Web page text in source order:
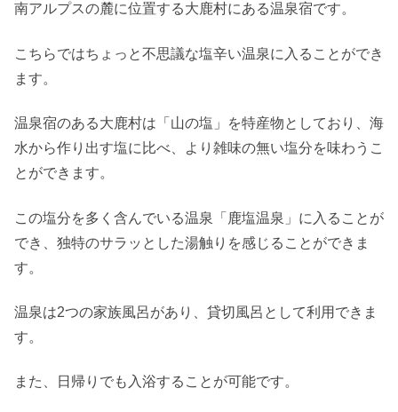
南アルプスの麓に位置する大鹿村にある温泉宿です。
こちらではちょっと不思議な塩辛い温泉に入ることができ
ます。
温泉宿のある大鹿村は「山の塩」を特産物としており、海
水から作り出す塩に比べ、より雑味の無い塩分を味わうこ
とができます。
この塩分を多く含んでいる温泉「鹿塩温泉」に入ることが
でき、独特のサラッとした湯触りを感じることができま
す。
温泉は2つの家族風呂があり、貸切風呂として利用できま
す。
また、日帰りでも入浴することが可能です。